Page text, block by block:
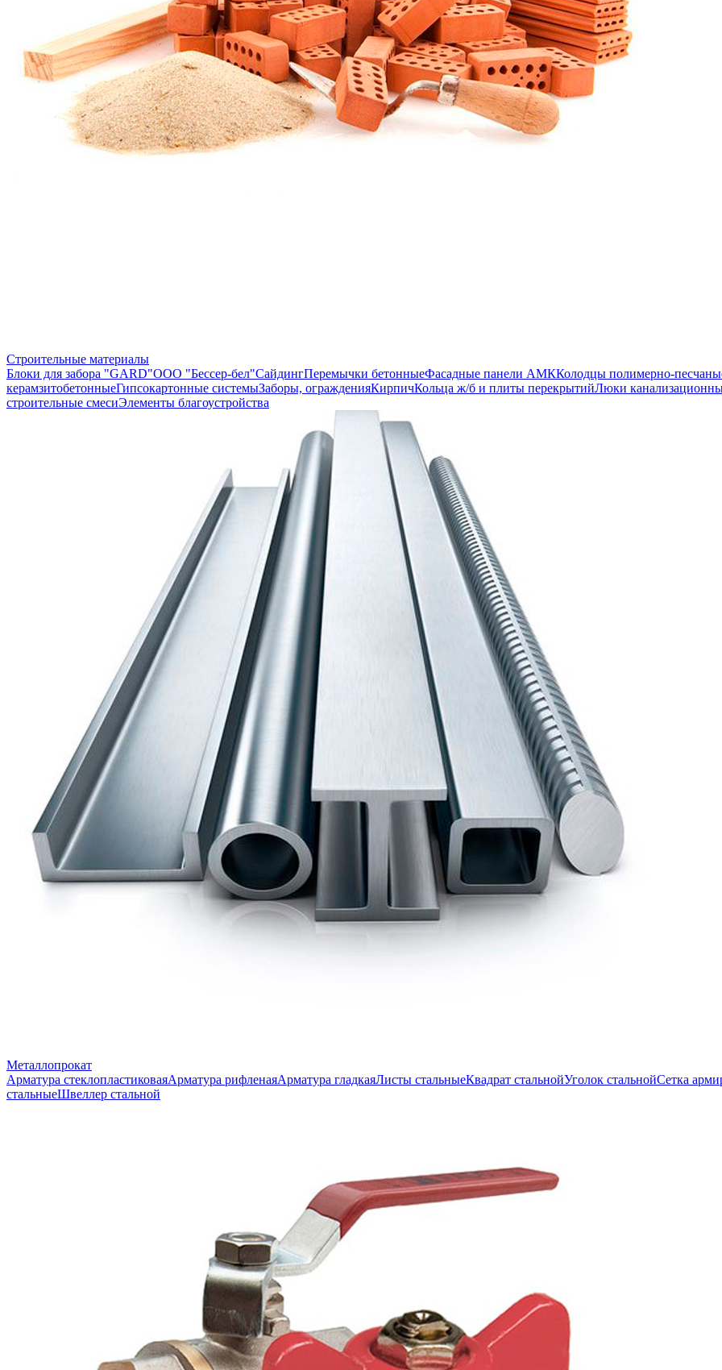
Строительные материалы
Блоки для забора "GARD"ООО "Бессер-бел"СайдингПеремычки бетонныеФасадные панели АМККолодцы полимерно-
керамзитобетонныеГипсокартонные системыЗаборы, огражденияКирпичКольца ж/б и плиты перекрытийЛюки
строительные смесиЭлементы благоустройства
Металлопрокат
Арматура стеклопластиковаяАрматура рифленаяАрматура гладкаяЛисты стальныеКвадрат стальнойУголок стальнойСетка
стальныеШвеллер стальной